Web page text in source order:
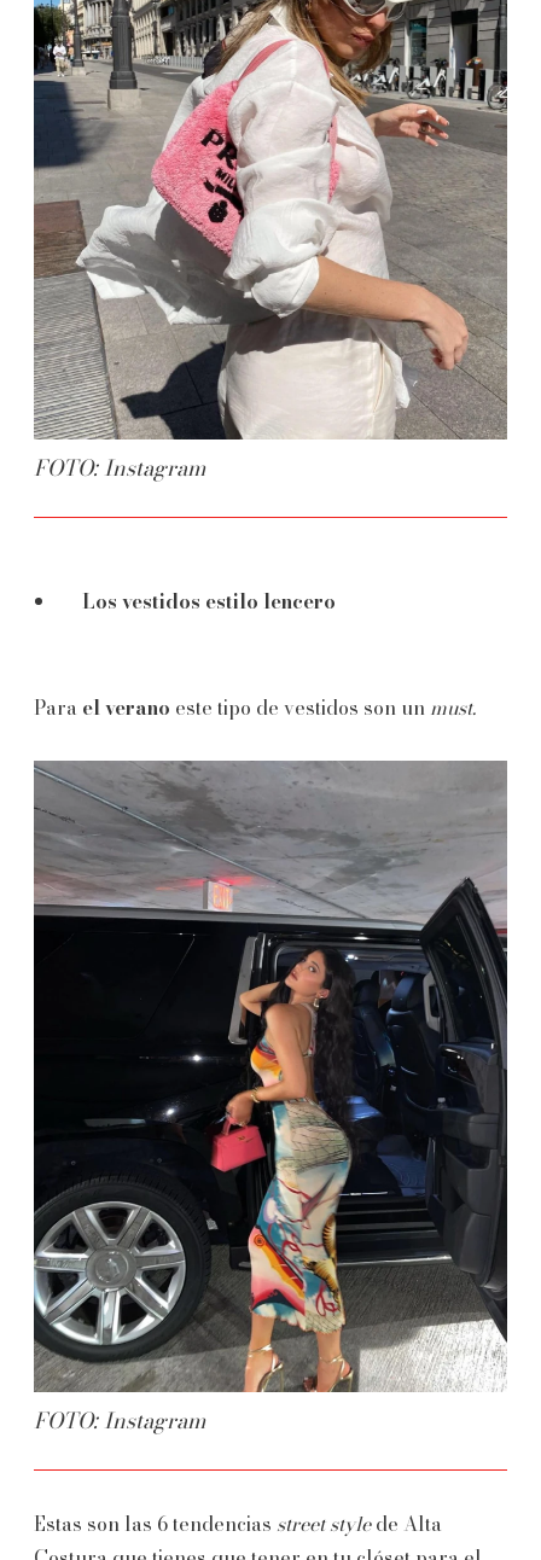
FOTO: Instagram
Los vestidos estilo lencero
Para el verano este tipo de vestidos son un must.
FOTO: Instagram
Estas son las 6 tendencias street stylede Alta